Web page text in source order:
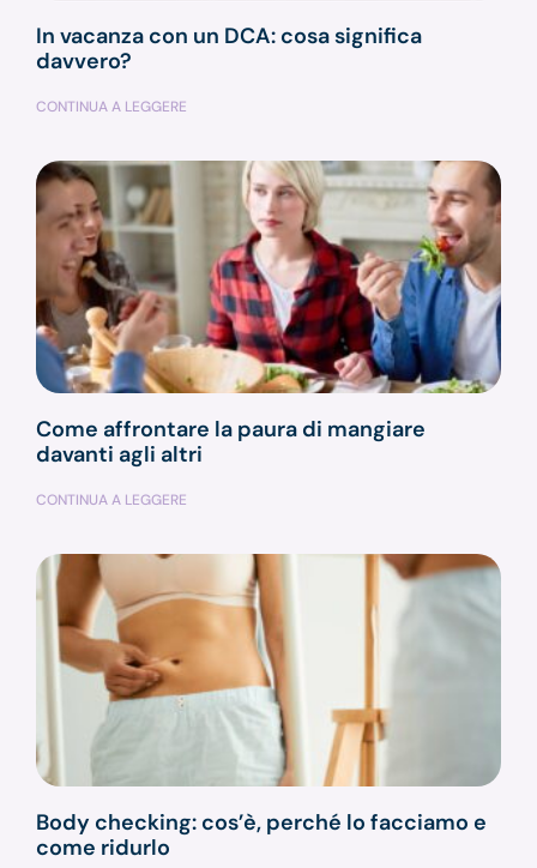
In vacanza con un DCA: cosa significa
davvero?
CONTINUA A LEGGERE
Come affrontare la paura di mangiare
davanti agli altri
CONTINUA A LEGGERE
Body checking: cos’è, perché lo facciamo e
come ridurlo